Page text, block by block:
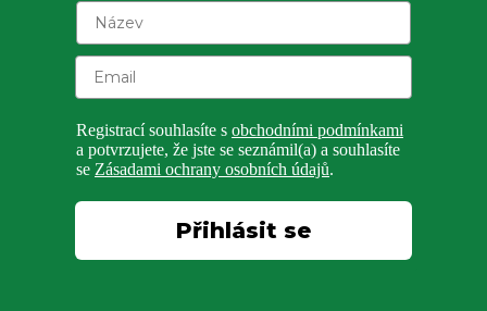
Registrací souhlasíte s obchodními podmínkami
a potvrzujete, že jste se seznámil(a) a souhlasíte
se Zásadami ochrany osobních údajů.
Přihlásit se